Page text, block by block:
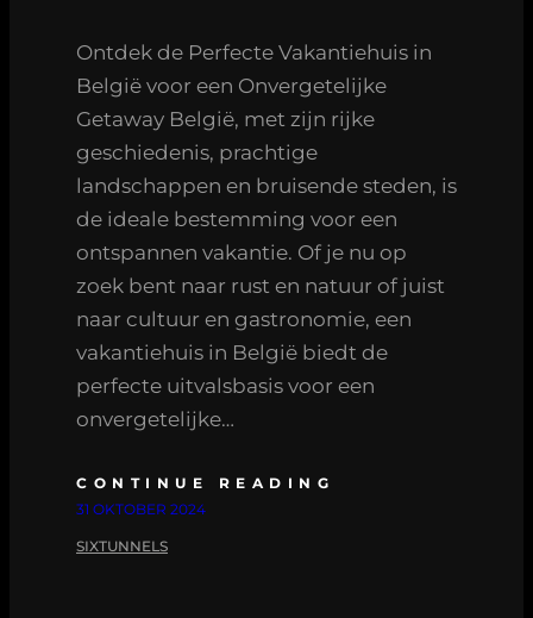
Ontdek de Perfecte Vakantiehuis in
België voor een Onvergetelijke
Getaway België, met zijn rijke
geschiedenis, prachtige
landschappen en bruisende steden, is
de ideale bestemming voor een
ontspannen vakantie. Of je nu op
zoek bent naar rust en natuur of juist
naar cultuur en gastronomie, een
vakantiehuis in België biedt de
perfecte uitvalsbasis voor een
onvergetelijke…
CONTINUE READING
31 OKTOBER 2024
SIXTUNNELS